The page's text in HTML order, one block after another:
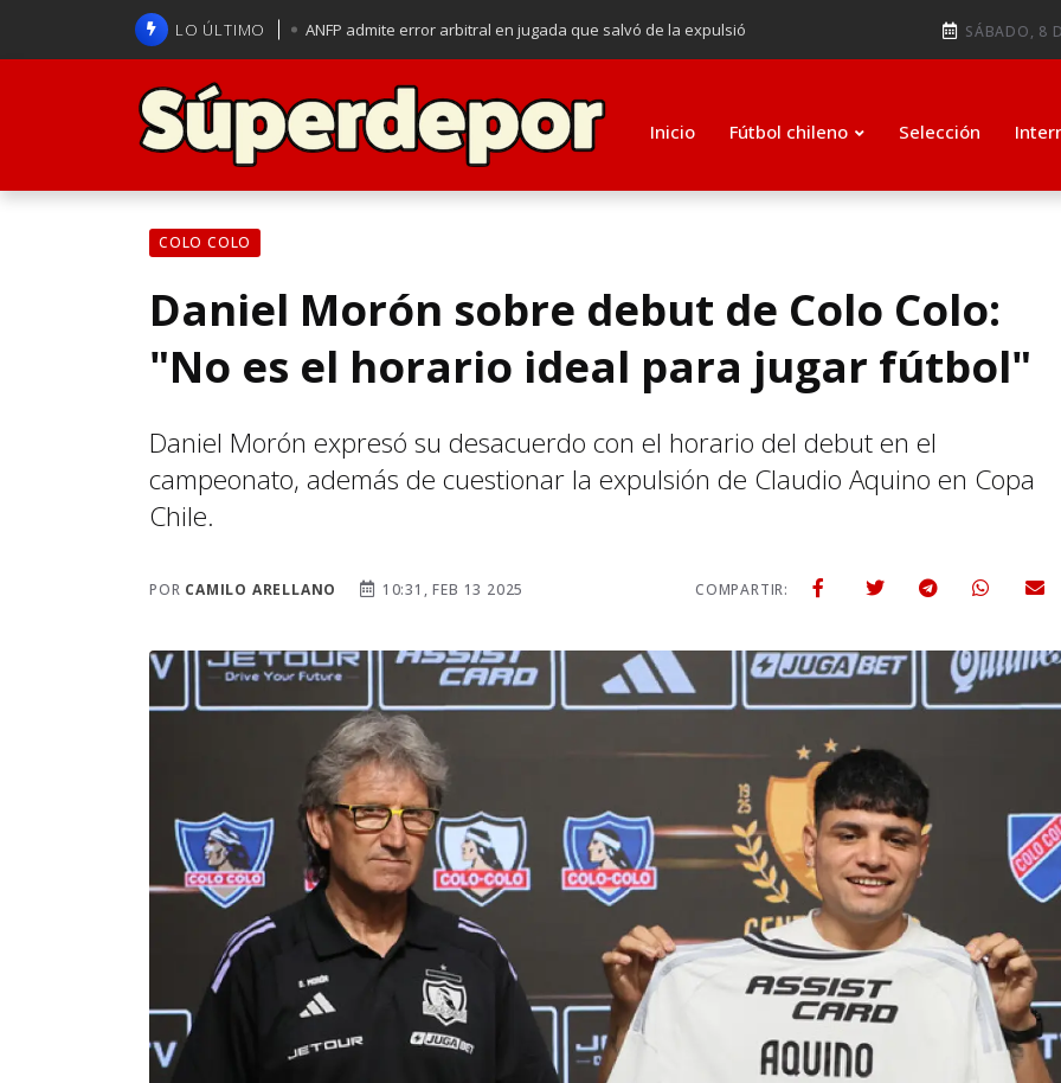
LO ÚLTIMO ANFP admite error arbitral en jugada que salvó de la expulsió
La U se aferra a la esperanza de clasificar a octavos de
Brasil anuncia a Carlo Ancelotti como su nuevo entrenador para
SÁBADO, 8
Inicio Fútbol chileno Selección
COLO COLO
Daniel Morón sobre debut de Colo Colo:
"No es el horario ideal para jugar fútbol"
Daniel Morón expresó su desacuerdo con el horario del debut en el
campeonato, además de cuestionar la expulsión de Claudio Aquino en Copa
Chile.
POR CAMILO ARELLANO 10:31, FEB 13 2025 COMPARTIR: